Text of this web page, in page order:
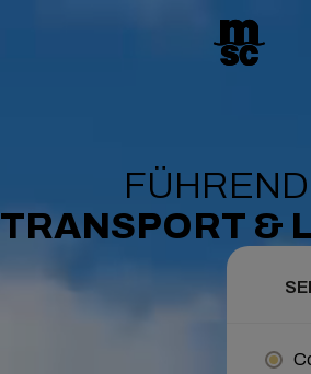
TRANSPORT &